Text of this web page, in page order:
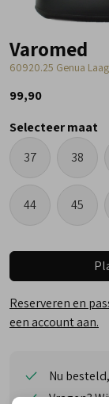
Varomed
60920.25 Genua
99,90
Selecteer maat
37
38
44 45
Reserveren en
een account aan.
Nu
Vragen?